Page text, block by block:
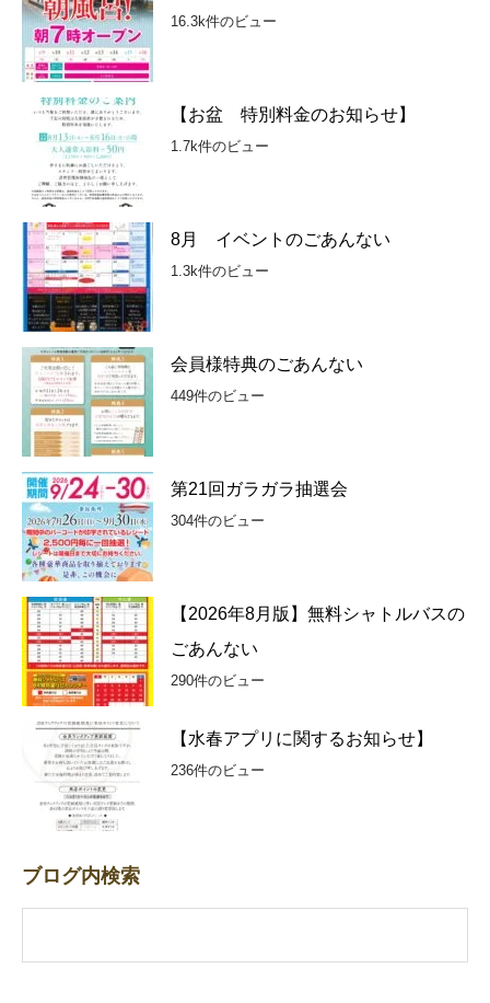
16.3k件のビュー
【お盆 特別料金のお知らせ】
1.7k件のビュー
8月 イベントのごあんない
1.3k件のビュー
会員様特典のごあんない
449件のビュー
第21回ガラガラ抽選会
304件のビュー
【2026年8月版】無料シャトルバスの
ごあんない
290件のビュー
【水春アプリに関するお知らせ】
236件のビュー
ブログ内検索